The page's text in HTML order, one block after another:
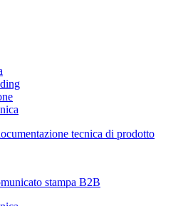
tecnica di prodotto
stampa B2B